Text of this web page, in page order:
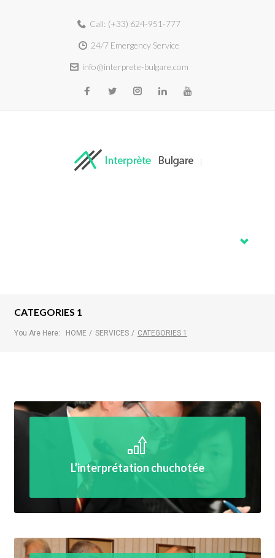
Call: (+33) 624-951-777
24/7 Emergency Service
info@interprete-bulgare.com
CATEGORIES 1
You Are Here: HOME / SERVICES / CATEGORIES 1
L’interprétation chuchotée